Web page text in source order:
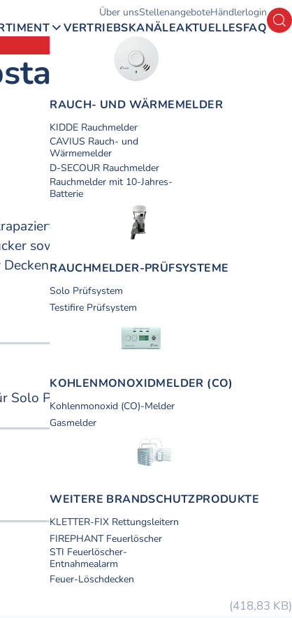
RAUCH- UND WÄRME­­­MELDER
KIDDE Rauchmelder
CAVIUS Rauch- und
Wärmemelder
D-SECOUR Rauchmelder
Rauchmelder mit 10-Jahres-
Batterie
RAUCH­MELDER-PRÜF­SYSTEME
Solo Prüfsystem
Testifire Prüfsystem
KOHLEN­MONOXID­MELDER (CO)
Kohlenmonoxid (CO)-Melder
Gasmelder
WEITERE BRANDSCHUTZ­PRODUKTE
KLETTER-FIX Rettungsleitern
FIREPHANT Feuerlöscher
STI Feuerlöscher-
Entnahmealarm
Feuer-Löschdecken
VERTRIEBSKANÄLEAKTUELLESFAQ
Über unsStellenangeboteHändlerlogin
Solo 108
Kunststoff und können als
sowie als Verlängerung für die Solo
von ca. 9 m kombinierbar.
Prüfsets für eine Deckenhöhe von bis zu
418,83 KB